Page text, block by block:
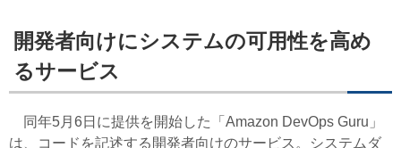
開発者向けにシステムの可用性を高め
るサービス
同年5月6日に提供を開始した「Amazon DevOps Guru」
は、コードを記述する開発者向けのサービス。システムダ